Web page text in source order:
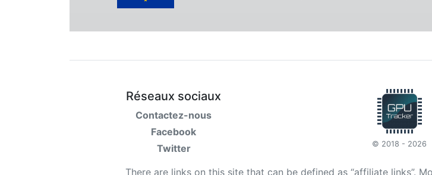
Réseaux sociaux
Contactez-nous
Facebook
Twitter
© 2018 - 2026
There are links on this site that can be defined as “affiliate links”.